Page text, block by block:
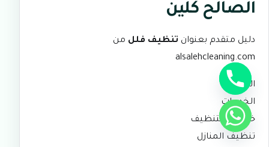
الصالح كلين
دليل متقدم بعنوان تنظيف فلل من
alsalehcleaning.com
الرئيسية
الخدمات
خدمات التنظيف
تنظيف المنازل